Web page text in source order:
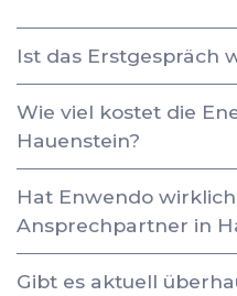
Ist das Erstgespräch
Wie viel kostet die
Hauenstein?
Hat Enwendo
Ansprechpartner in
Gibt es aktuell